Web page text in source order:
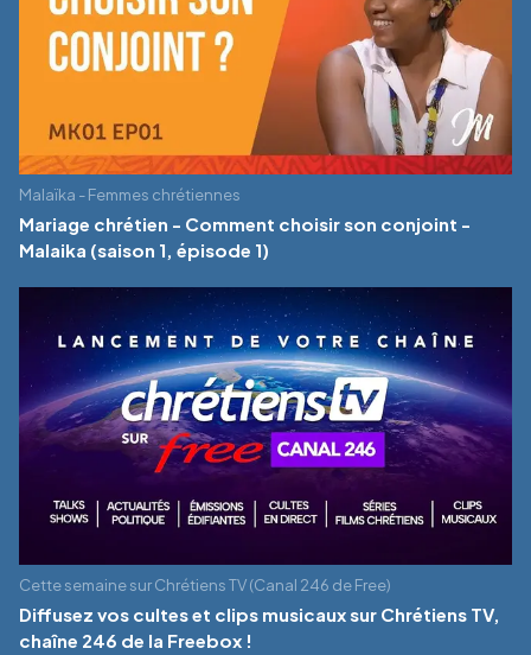
Malaïka - Femmes chrétiennes
Mariage chrétien - Comment choisir son conjoint -
Malaika (saison 1, épisode 1)
Cette semaine sur Chrétiens TV (Canal 246 de Free)
Diffusez vos cultes et clips musicaux sur Chrétiens TV,
chaîne 246 de la Freebox !